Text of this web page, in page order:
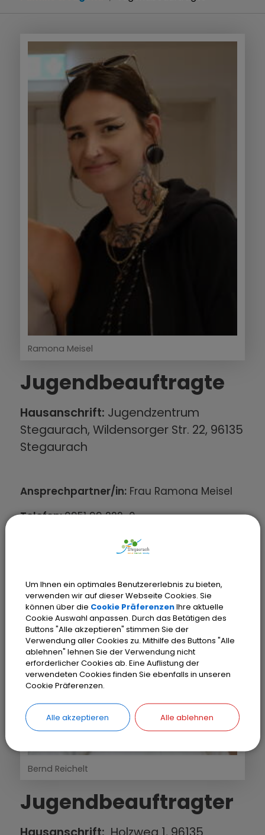
Ramona Meisel
Jugendbeauftragte
Hausanschrift: Jugendzentrum
Stegaurach, Wildensorger Str. 22, 96135
Stegaurach
Ansprechpartner/in: Frau Ramona Meisel
Telefon:0951 99 222-0
Bernd Reichelt
Jugendbeauftragter
Um Ihnen ein optimales Benutzererlebnis zu bieten,
verwenden wir auf dieser Webseite Cookies. Sie
können über die Cookie PräferenzenIhre aktuelle
Cookie Auswahl anpassen. Durch das Betätigen des
Buttons "Alle akzeptieren" stimmen Sie der
Verwendung aller Cookies zu. Mithilfe des Buttons "Alle
ablehnen" lehnen Sie der Verwendung nicht
erforderlicher Cookies ab. Eine Auflistung der
verwendeten Cookies finden Sie ebenfalls in unseren
Cookie Präferenzen.
Alle akzeptieren Alle ablehnen